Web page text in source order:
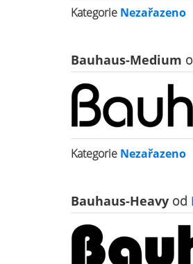
Kategorie Nezařazeno
Bauhaus-Medium
Kategorie Nezařazeno
Bauhaus-Heavy od